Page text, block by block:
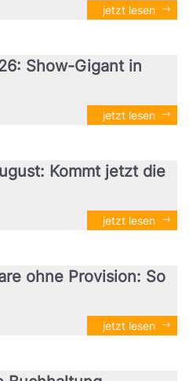
jetzt lesen
Show-Gigant in
jetzt lesen
Kommt jetzt die
jetzt lesen
ohne Provision: So
jetzt lesen